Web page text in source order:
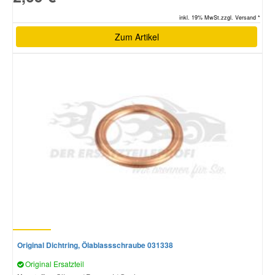
inkl. 19% MwSt.zzgl. Versand *
Zum Artikel
Original Dichtring, Ölablassschraube 031338
Original Ersatzteil